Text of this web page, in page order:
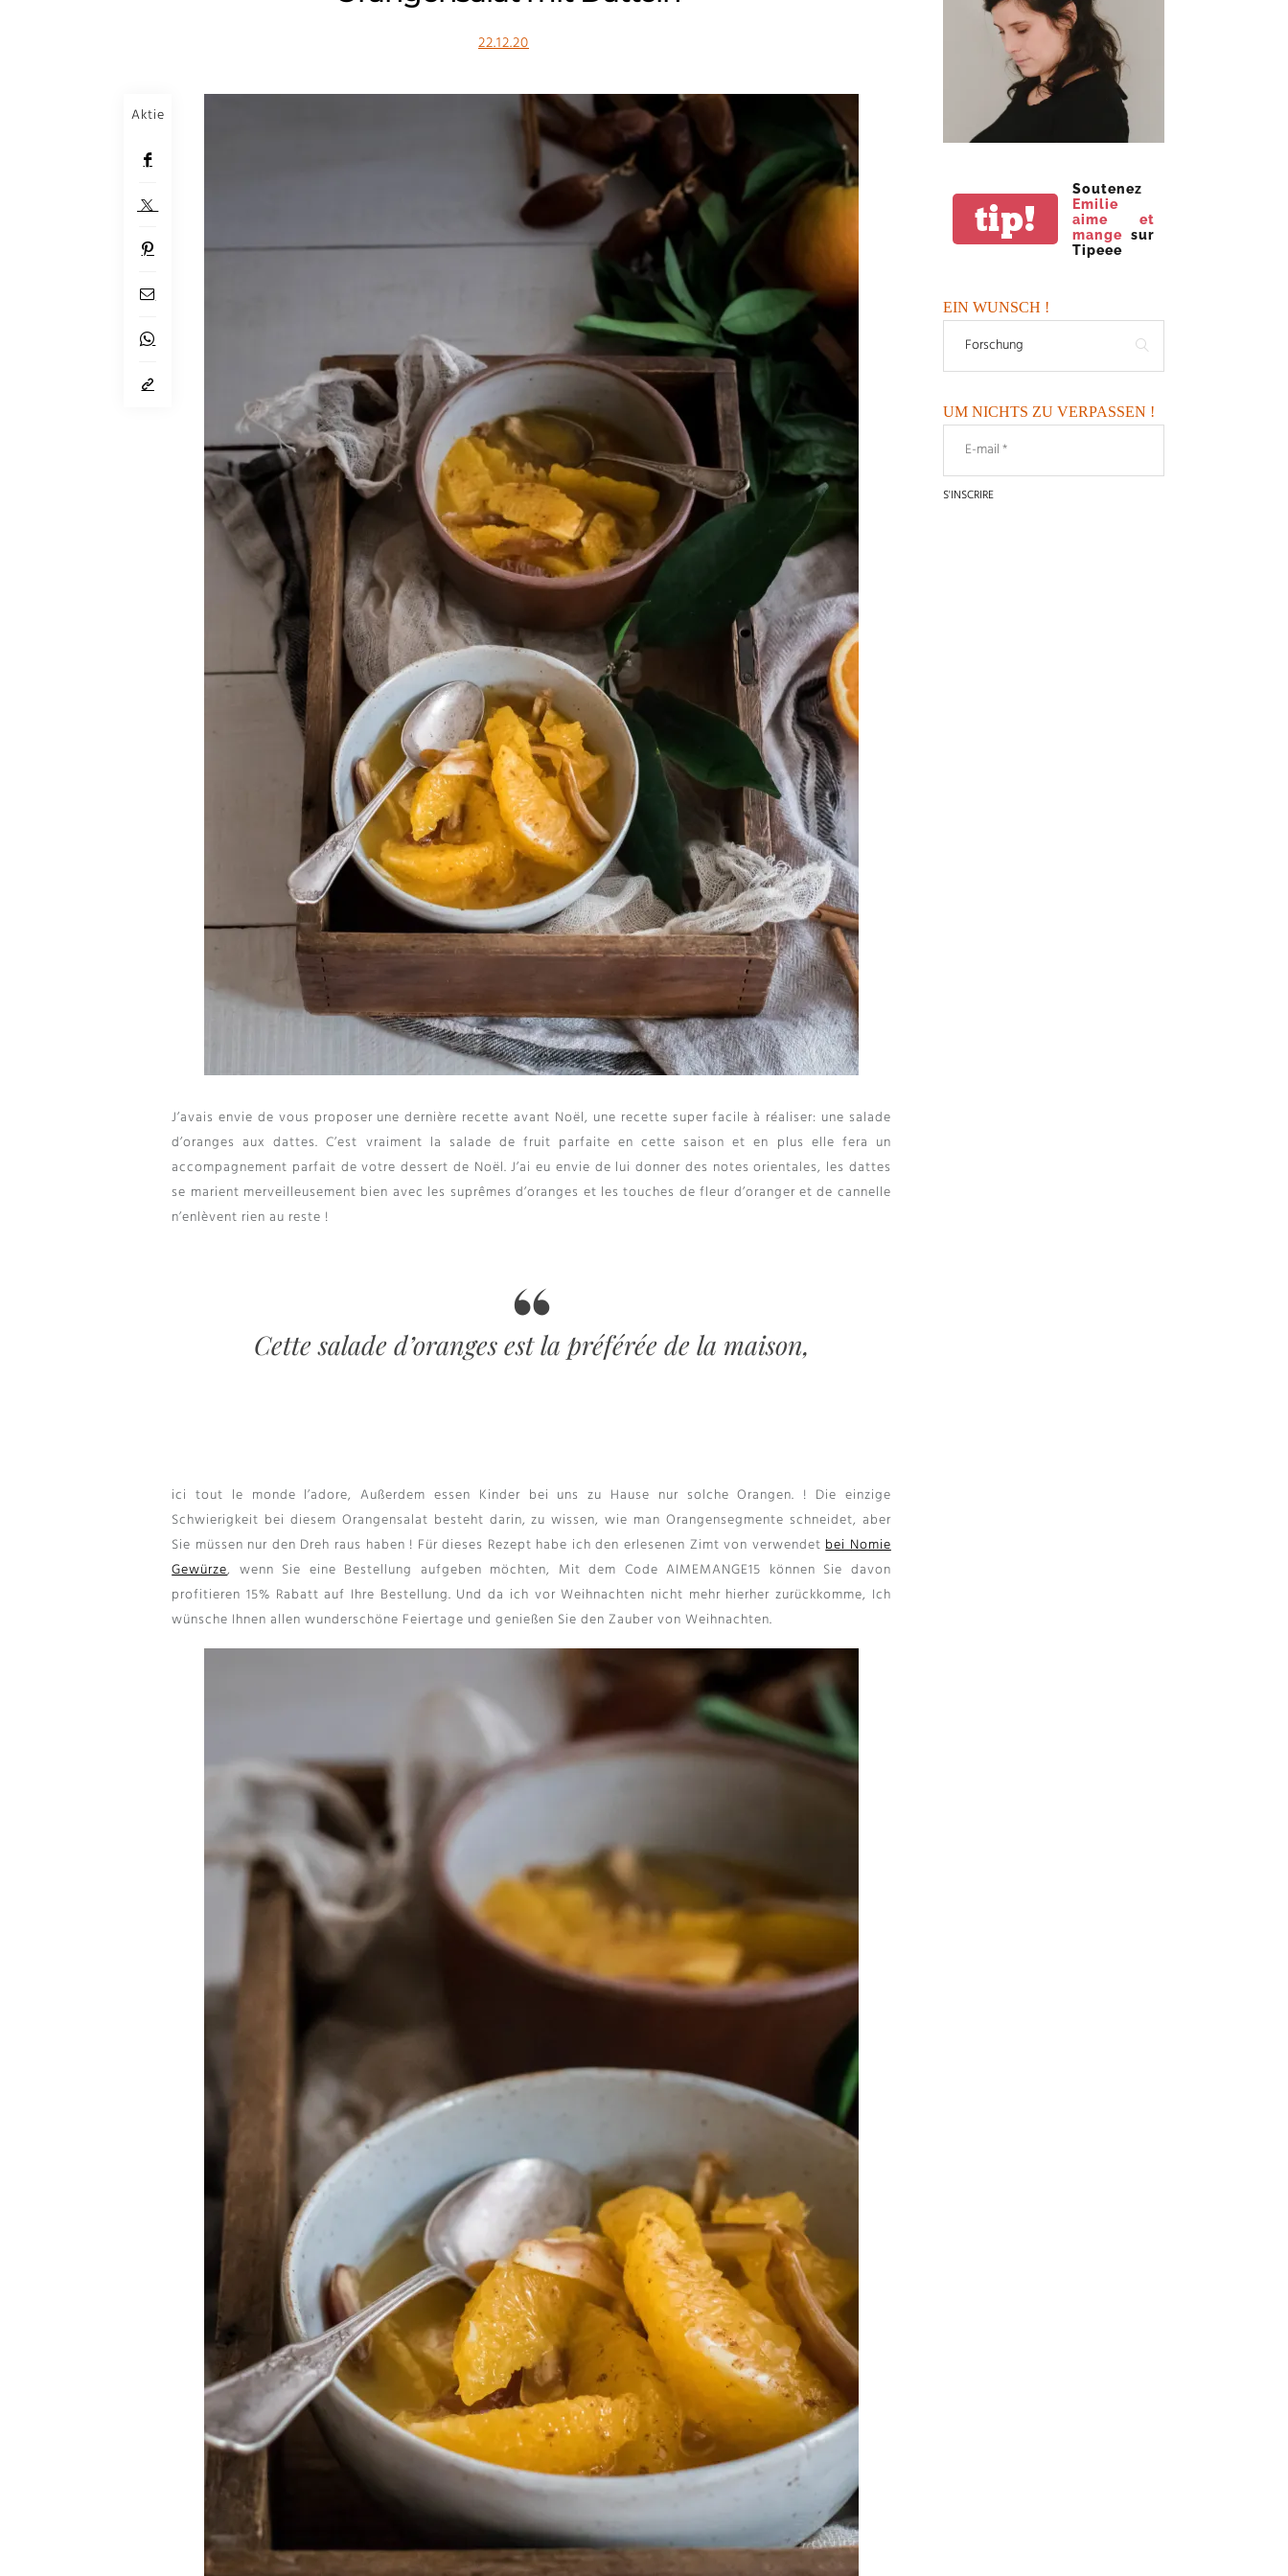
22.12.20
Aktie
J’avais envie de vous proposer une dernière recette avant Noël, une recette super facile à réaliser: une salade
d’oranges aux dattes.C’est vraiment la salade de fruit parfaite en cette saison et en plus elle fera un
accompagnement parfait de votre dessert de Noël.J’ai eu envie de lui donner des notes orientales, les dattes
se marient merveilleusement bien avec les suprêmes d’oranges et les touches de fleur d’oranger et de cannelle
n’enlèvent rien au reste !
Cette salade d’oranges est la préférée de la maison,
ici tout le monde l’adore, Außerdem essen Kinder bei uns zu Hause nur solche Orangen. ! Die einzige
Schwierigkeit bei diesem Orangensalat besteht darin, zu wissen, wie man Orangensegmente schneidet, aber
Sie müssen nur den Dreh raus haben ! Für dieses Rezept habe ich den erlesenen Zimt von verwendetbei Nomie
Gewürze, wenn Sie eine Bestellung aufgeben möchten, Mit dem Code AIMEMANGE15 können Sie davon
profitieren 15% Rabatt auf Ihre Bestellung. Und da ich vor Weihnachten nicht mehr hierher zurückkomme, Ich
wünsche Ihnen allen wunderschöne Feiertage und genießen Sie den Zauber von Weihnachten.
tip!
Soutenez
Emilie
aime et
mange sur
Tipeee
EIN WUNSCH !
UM NICHTS ZU VERPASSEN !